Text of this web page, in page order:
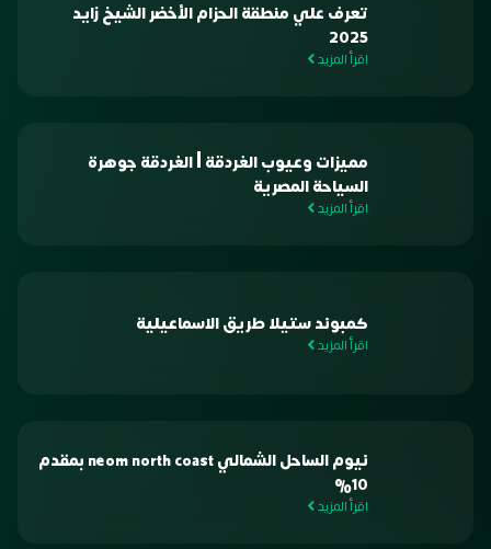
تعرف علي منطقة الحزام الأخضر الشيخ زايد
2025
اقرأ المزيد
مميزات وعيوب الغردقة | الغردقة جوهرة
السياحة المصرية
اقرأ المزيد
كمبوند ستيلا طريق الاسماعيلية
اقرأ المزيد
نيوم الساحل الشمالي neom north coast بمقدم
10%
اقرأ المزيد